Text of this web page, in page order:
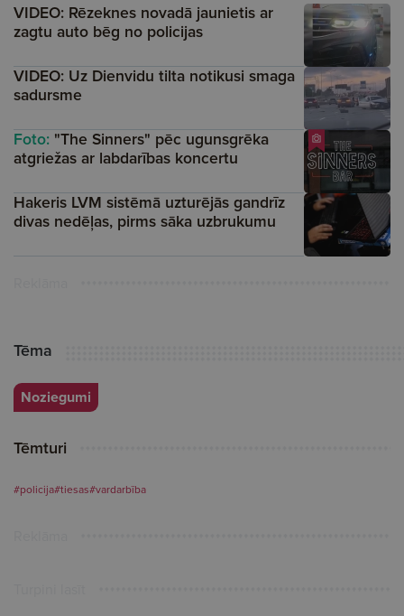
VIDEO: Rēzeknes novadā jaunietis ar
zagtu auto bēg no policijas
VIDEO: Uz Dienvidu tilta notikusi smaga
sadursme
Foto: "The Sinners" pēc ugunsgrēka
atgriežas ar labdarības koncertu
Hakeris LVM sistēmā uzturējās gandrīz
divas nedēļas, pirms sāka uzbrukumu
Tēma
Noziegumi
Tēmturi
#policija#tiesas#vardarbība